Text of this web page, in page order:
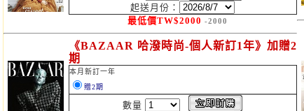
起送月份：
最低價TW$2000 -2000
《BAZAAR 哈潑時尚-個人新訂1年》加贈2
期
本月新訂一年
贈2期
數量